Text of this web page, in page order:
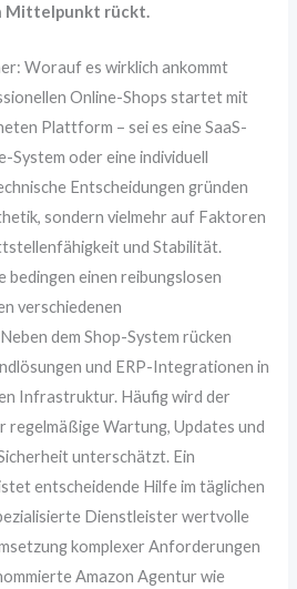
Mittelpunkt rückt.
Worauf es wirklich ankommt
Online-Shops startet mit
Plattform – sei es eine SaaS-
System oder eine individuell
Entscheidungen gründen
sondern vielmehr auf Faktoren
und Stabilität.
bedingen einen reibungslosen
verschiedenen
dem Shop-System rücken
und ERP-Integrationen in
Infrastruktur. Häufig wird der
Wartung, Updates und
unterschätzt. Ein
entscheidende Hilfe im täglichen
Dienstleister wertvolle
komplexer Anforderungen
Amazon Agentur wie